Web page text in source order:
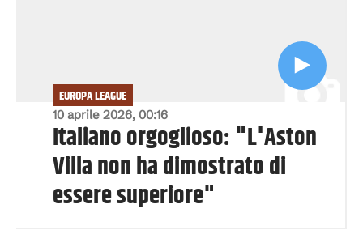
10 aprile 2026, 00:16
EUROPA LEAGUE
Italiano orgoglioso: "L'Aston
Villa non ha dimostrato di
essere superiore"